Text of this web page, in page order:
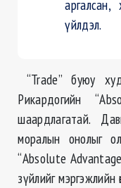
аргалсан,
үйлдэл.
“Trade” буюу
Рикардогийн
шаардлагатай.
моралын онолыг
“Absolute
зүйлийг